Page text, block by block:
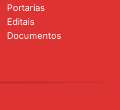
Portarias
Editais
Documentos